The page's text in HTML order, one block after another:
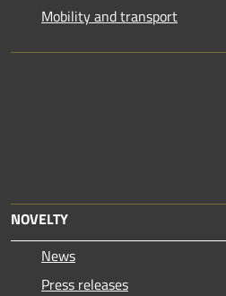
Mobility and transport
NOVELTY
News
Press releases